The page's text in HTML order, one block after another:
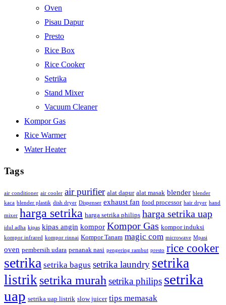
Oven
Pisau Dapur
Presto
Rice Box
Rice Cooker
Setrika
Stand Mixer
Vacuum Cleaner
Kompor Gas
Rice Warmer
Water Heater
Tags
air conditioner air cooler air purifier alat dapur alat masak blender blender
kaca blender plastik dish dryer Dispenser exhaust fan food processor hair dryer hand
mixer harga setrika harga setrika philips harga setrika uap
idul adha kipas kipas angin kompor Kompor Gas kompor induksi
kompor infrared kompor rinnai Kompor Tanam magic com microwave Mpasi
oven pembersih udara penanak nasi pengering rambut presto rice cooker
setrika setrika bagus setrika laundry setrika
listriksetrika murah setrika philips setrika
uap setrika uap listrik slow juicer tips memasak